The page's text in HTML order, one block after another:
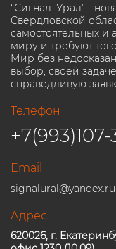
“Сигнал. Урал” -
Свердловской
самостоятельных и
миру и требуют
Мир без
выбор, своей
справедливую
Телефон
+7(993)107-
Email
signalural@yandex.ru
Адрес
620026, г.